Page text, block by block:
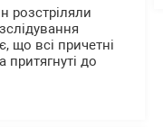
розстріляли
що всі причетні
до